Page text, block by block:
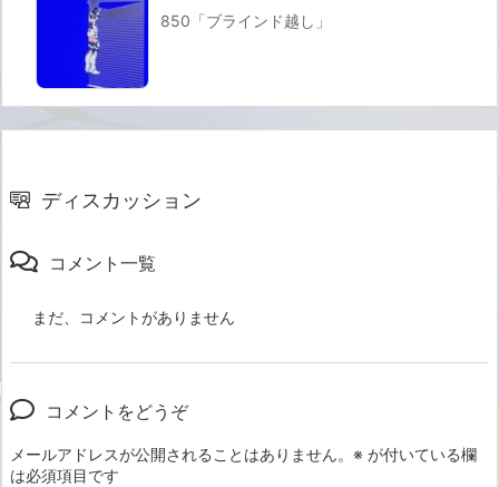
850「ブラインド越し」
ディスカッション
コメント一覧
まだ、コメントがありません
コメントをどうぞ
メールアドレスが公開されることはありません。 ※ が付いている欄
は必須項目です